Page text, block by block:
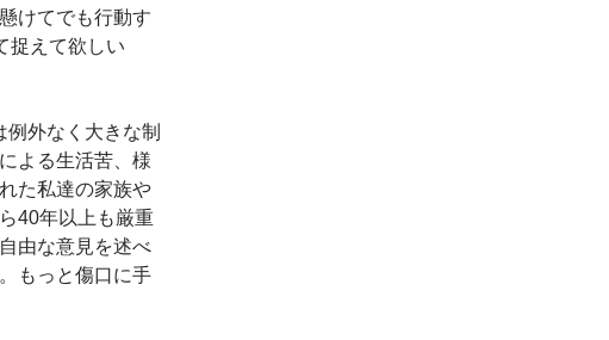
けてでも行動す
捉えて欲しい
外なく大きな制
よる生活苦、様
た私達の家族や
40年以上も厳重
由な意見を述べ
もっと傷口に手